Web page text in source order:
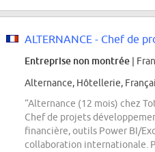
Entreprise non montrée |
Alternance, Hôtellerie,
“Alternance (12 mois) chez
Chef de projets
financière, outils Power BI/
collaboration internationale.